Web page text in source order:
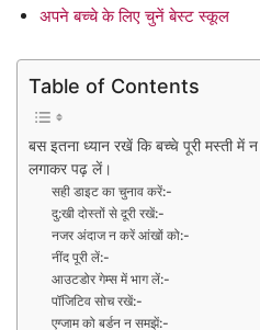
अपने बच्चे के लिए चुनें बेस्ट स्कूल
Table of Contents
बस इतना ध्यान रखें कि बच्चे पूरी मस्ती
लगाकर पढ़ लें।
सही डाइट का चुनाव करें:-
दु:खी दोस्तों से दूरी रखें:-
नजर अंदाज न करें आंखों को:-
नींद पूरी लें:-
आउटडोर गेम्स में भाग लें:-
पॉजिटिव सोच रखें:-
एग्जाम को बर्डन न समझें:-